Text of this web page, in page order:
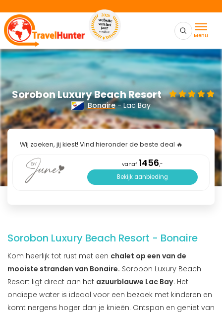
Menu
Sorobon Luxury Beach Resort
Bonaire- Lac Bay
Wij zoeken, jij kiest! Vind hieronder de beste deal 🔥
vanaf 1456,-
Bekijk aanbieding
Sorobon Luxury Beach Resort - Bonaire
Kom heerlijk tot rust met een chalet op een van de
mooiste stranden van Bonaire. Sorobon Luxury Beach
Resort ligt direct aan het azuurblauwe Lac Bay. Het
ondiepe water is ideaal voor een bezoek met kinderen en
komt nergens hoger dan je knieën. Ontspan en geniet van